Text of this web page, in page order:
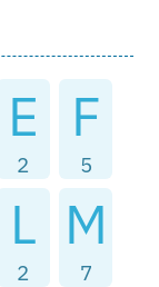
E
2
F
5
L
2
M
7